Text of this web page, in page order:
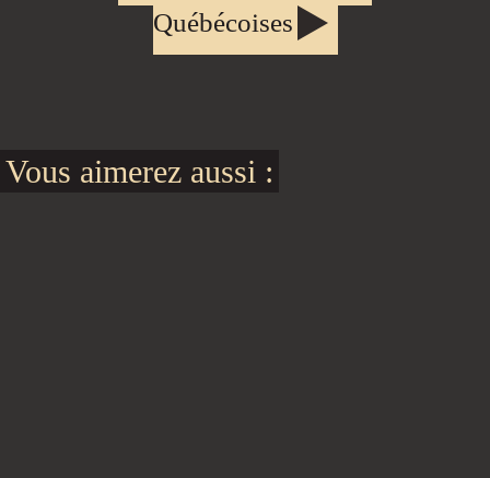
Québécoises
Vous aimerez aussi :